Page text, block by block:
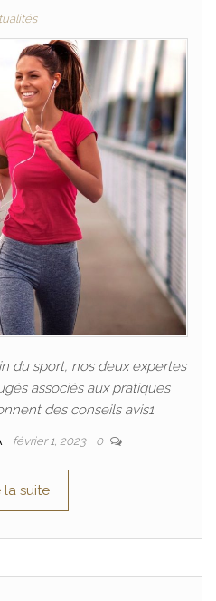
du sport, nos deux expertes
associés aux pratiques
des conseils avis1
février 1, 2023 0
la suite